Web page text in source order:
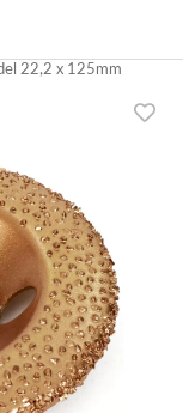
22,2 x 125mm